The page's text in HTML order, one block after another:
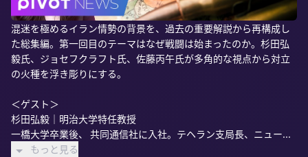
混迷を極めるイラン情勢の背景を、過去の重要解説から再構成し
た総集編。第一回目のテーマはなぜ戦闘は始まったのか。杉田弘
毅氏、ジョセフクラフト氏、佐藤丙午氏が多角的な視点から対立
の火種を浮き彫りにする。
＜ゲスト＞
杉田弘毅｜明治大学特任教授
一橋大学卒業後、 共同通信社に入社。テヘラン支局長、ニュー...
もっと見る